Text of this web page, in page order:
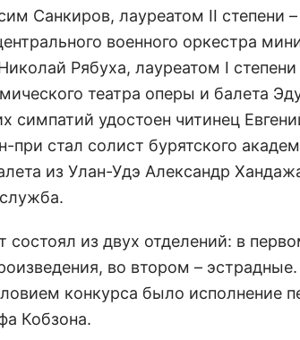
Санкиров, лауреатом II степени –
военного оркестра
Рябуха, лауреатом I степени
театра оперы и балета
симпатий удостоен читинец
при стал солист бурятского
из Улан-Удэ Александр
состоял из двух отделений: в
во втором – эстрадные.
конкурса было исполнение
Кобзона.